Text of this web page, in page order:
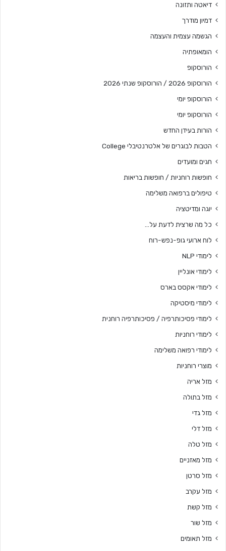
דיאטה ותזונה
דמיון מודרך
הגשמה עצמית והעצמה
הומאופתיה
הורוסקופ
הורוסקופ 2026 / הורוסקופ שנתי 2026
הורוסקופ יומי
הורוסקופ יומי
הורות בעידן החדש
הטבות לבוגרים של אלטרנטיבלי College
חגים ומועדים
חופשות רוחניות / חופשות בריאות
טיפולים ברפואה משלימה
יוגה ומדיטציה
כל מה שרצית לדעת על…
לוח ארועי גופ-נפש-רוח
לימודי NLP
לימודי אונליין
לימודי אקסס בארס
לימודי מיסטיקה
לימודי פסיכותרפיה / פסיכותרפיה רוחנית
לימודי רוחניות
לימודי רפואה משלימה
מוצרי רוחניות
מזל אריה
מזל בתולה
מזל גדי
מזל דלי
מזל טלה
מזל מאזניים
מזל סרטן
מזל עקרב
מזל קשת
מזל שור
מזל תאומים